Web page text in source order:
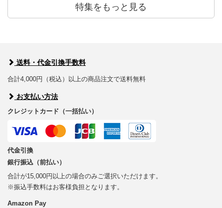
特集をもっと見る
送料・代金引換手数料
合計4,000円（税込）以上の商品注文で送料無料
お支払い方法
クレジットカード（一括払い）
代金引換
銀行振込（前払い）
合計が15,000円以上の場合のみご選択いただけます。
※振込手数料はお客様負担となります。
Amazon Pay